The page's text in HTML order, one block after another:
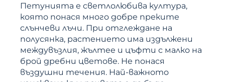
Петунията е светлолюбива култура,
която понася много добре преките
слънчеви лъчи. При отглеждане на
полусянка, растението има издължени
междувъзлия, жълтее и цъфти с малко на
брой дребни цветове. Не понася
въздушни течения. Най-важното